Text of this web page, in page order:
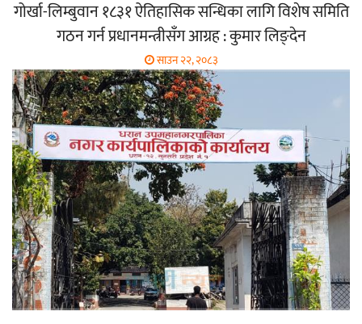
गोर्खा-लिम्बुवान १८३१ ऐतिहासिक सन्धिका लागि विशेष समिति
गठन गर्न प्रधानमन्त्रीसँग आग्रह : कुमार लिङ्देन
साउन २२, २०८३